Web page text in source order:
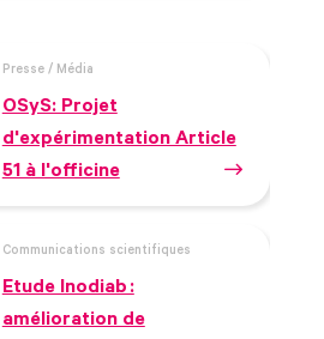
Presse / Média
OSyS: Projet
d'expérimentation Article
51 à l'officine
Communications scientifiques
Etude Inodiab :
amélioration de